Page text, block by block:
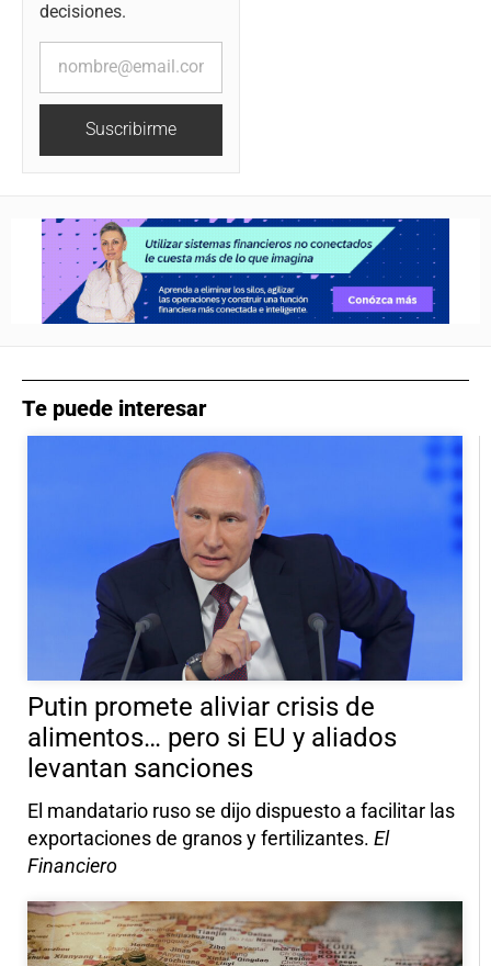
decisiones.
Suscribirme
Te puede interesar
Putin promete aliviar crisis de
alimentos… pero si EU y aliados
levantan sanciones
El mandatario ruso se dijo dispuesto a facilitar las
exportaciones de granos y fertilizantes. El
Financiero